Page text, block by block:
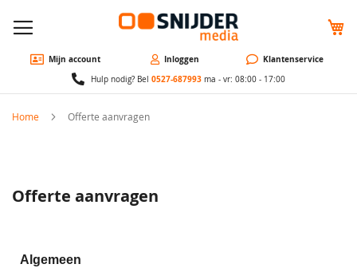
Mijn account Inloggen Klantenservice
Hulp nodig? Bel 0527-687993 ma - vr: 08:00 - 17:00
Home Offerte aanvragen
Offerte aanvragen
Algemeen